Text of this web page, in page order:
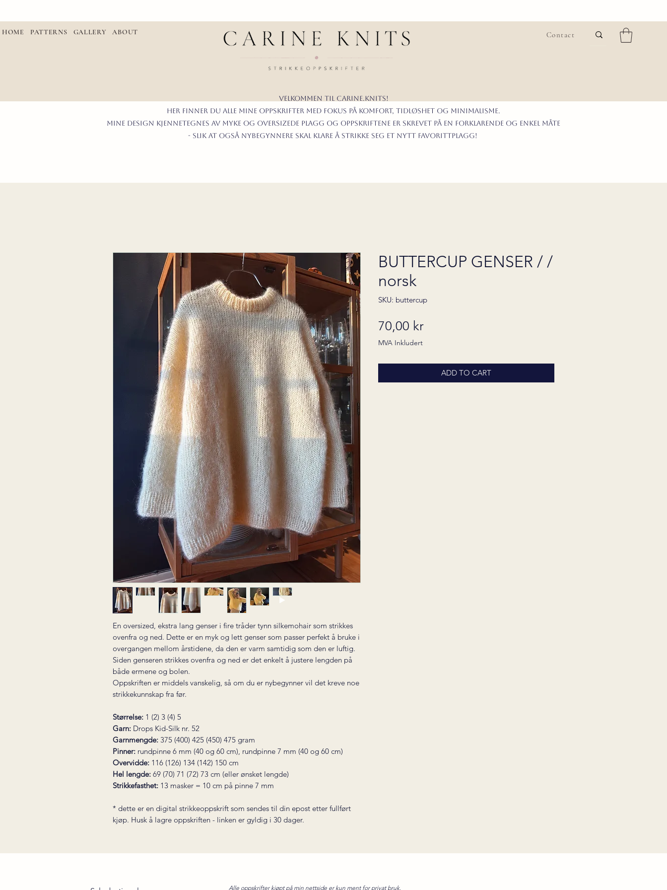
HOME PATTERNS GALLERY ABOUT Contact
Velkommen til carine.knits!
Her finner du alle mine oppskrifter MED FOKUS PÅ KOMFORT, TIDLØShet OG MINIMALISme.
mine design kjennetegnes av myke og oversizede plagg og oppskriftene er skrevet på en forklarende og enkel måte
- slik at også nybegynnere skal klare å strikke seg et nytt favorittplagg!
En oversized, ekstra lang genser i fire tråder tynn silkemohair som strikkes
ovenfra og ned. Dette er en myk og lett genser som passer perfekt å bruke i
overgangen mellom årstidene, da den er varm samtidig som den er luftig.
Siden genseren strikkes ovenfra og ned er det enkelt å justere lengden på
både ermene og bolen.
Oppskriften er middels vanskelig, så om du er nybegynner vil det kreve noe
strikkekunnskap fra før.
Størrelse: 1 (2) 3 (4) 5
Garn: Drops Kid-Silk nr. 52
Garnmengde: 375 (400) 425 (450) 475 gram
Pinner: rundpinne 6 mm (40 og 60 cm), rundpinne 7 mm (40 og 60 cm)
Overvidde: 116 (126) 134 (142) 150 cm
Hel lengde: 69 (70) 71 (72) 73 cm (eller ønsket lengde)
Strikkefasthet: 13 masker = 10 cm på pinne 7 mm
* dette er en digital strikkeoppskrift som sendes til din epost etter fullført
kjøp. Husk å lagre oppskriften - linken er gyldig i 30 dager.
BUTTERCUP GENSER / /
norsk
SKU: buttercup
70,00 krPris
MVA Inkludert
ADD TO CART
Alle oppskrifter kjøpt på min nettside er kun ment for privat bruk.